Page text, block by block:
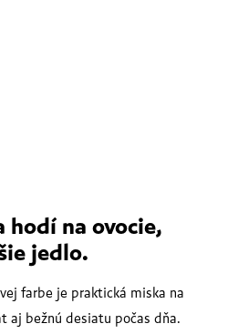
hodí na ovocie,
jedlo.
farbe je praktická miska na
aj bežnú desiatu počas dňa.